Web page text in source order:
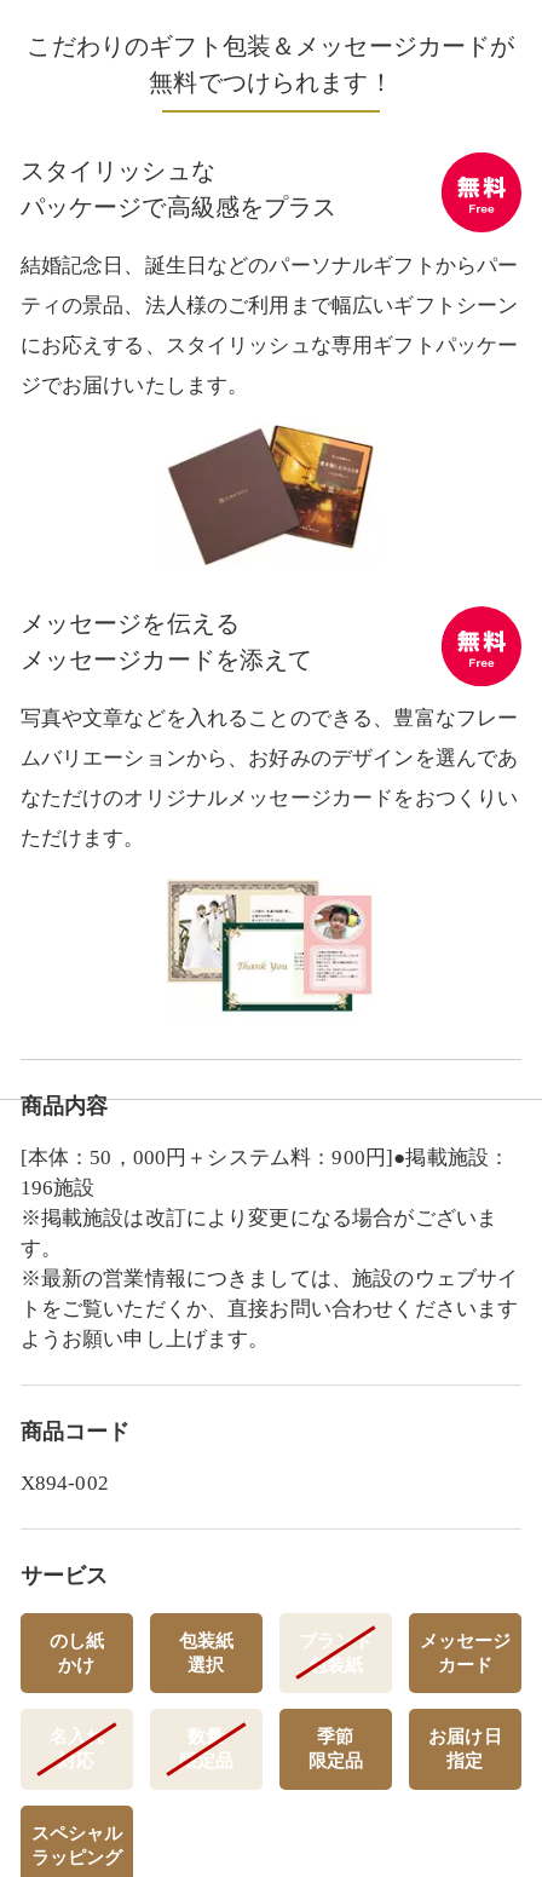
こだわりのギフト包装＆メッセージカードが
無料でつけられます！
スタイリッシュな
パッケージで高級感をプラス
無料 Free
結婚記念日、誕生日などのパーソナルギフトからパー
ティの景品、法人様のご利用まで幅広いギフトシーン
にお応えする、
スタイリッシュな専用ギフトパッケー
ジでお届けいたします。
メッセージを伝える
メッセージカードを添えて
無料 Free
写真や文章などを入れることのできる、 豊富なフレー
ムバリエーションから、お好みのデザインを選んであ
なただけのオリジナルメッセージカードをおつくりい
ただけます。
リンベルの体験ギフト ご利用の流れ
商品内容
[本体：50，000円＋システム料：900円]●掲載施設：
196施設
※掲載施設は改訂により変更になる場合がございま
す。
※最新の営業情報につきましては、施設のウェブサイ
トをご覧いただくか、直接お問い合わせくださいます
ようお願い申し上げます。
商品コード
X894-002
サービス
のし紙
かけ
包装紙
選択
ブランド
包装紙
メッセージ
カード
名入れ
対応
数量
限定品
季節
限定品
お届け日
指定
スペシャル
ラッピング